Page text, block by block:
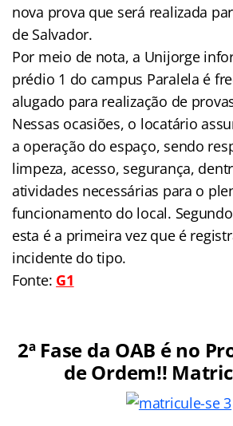
nova prova que será realizada
de Salvador.
Por meio de nota, a Unijorge
prédio 1 do campus Paralela é
alugado para realização de
Nessas ocasiões, o locatário
a operação do espaço, sendo
limpeza, acesso, segurança,
atividades necessárias para o
funcionamento do local.
esta é a primeira vez que é
incidente do tipo.
Fonte: G1
2ª Fase da OAB é no
de Ordem!!